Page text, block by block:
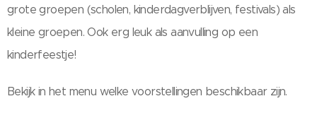
grote groepen (scholen, kinderdagverblijven, festivals) als
kleine groepen. Ook erg leuk als aanvulling op een
kinderfeestje!
Bekijk in het menu welke voorstellingen beschikbaar zijn.